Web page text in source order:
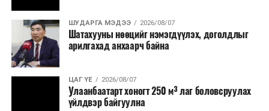
ШУДАРГА МЭДЭЭ 2026/08/07
Шатахууны нөөцийг нэмэгдүүлэх, доголдлыг
арилгахад анхаарч байна
ЦАГ ҮЕ 2026/08/07
Улаанбаатарт хоногт 250 м³ лаг боловсруулах
үйлдвэр байгуулна